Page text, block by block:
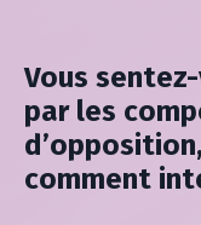
Vous
par les
comment